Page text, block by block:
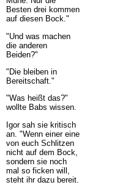
Besten drei kommen
auf diesen Bock."
"Und was machen
die anderen
Beiden?"
"Die bleiben in
Bereitschaft."
"Was heißt das?"
wollte Babs wissen.
Igor sah sie kritisch
an. "Wenn einer eine
von euch Schlitzen
nicht auf dem Bock,
sondern sie noch
mal so ficken will,
steht ihr dazu bereit.